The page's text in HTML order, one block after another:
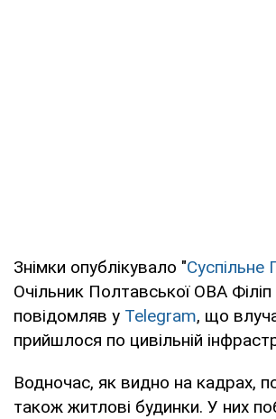
Знімки опублікувало "Суспільне
Очільник Полтавської ОВА Філіп
повідомляв у Telegram, що
прийшлося по цивільній
Водночас, як видно на кадрах,
також житлові будинки. У них